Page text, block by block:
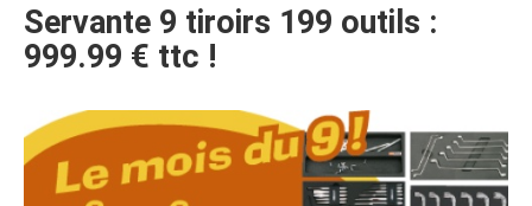
Servante 9 tiroirs 199 outils :
999.99 € ttc !